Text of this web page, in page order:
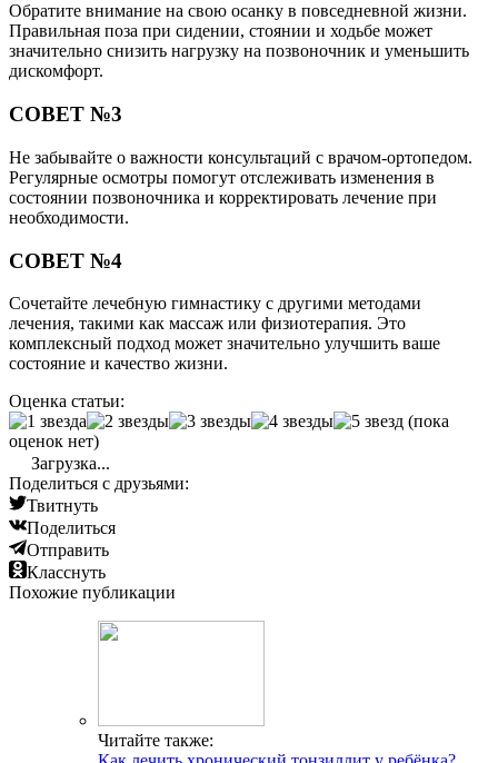
Обратите внимание на свою осанку в повседневной жизни.
Правильная поза при сидении, стоянии и ходьбе может
значительно снизить нагрузку на позвоночник и уменьшить
дискомфорт.
СОВЕТ №3
Не забывайте о важности консультаций с врачом-ортопедом.
Регулярные осмотры помогут отслеживать изменения в
состоянии позвоночника и корректировать лечение при
необходимости.
СОВЕТ №4
Сочетайте лечебную гимнастику с другими методами
лечения, такими как массаж или физиотерапия. Это
комплексный подход может значительно улучшить ваше
состояние и качество жизни.
Оценка статьи:
(пока
оценок нет)
Загрузка...
Поделиться с друзьями:
Твитнуть
Поделиться
Отправить
Класснуть
Похожие публикации
Читайте также: